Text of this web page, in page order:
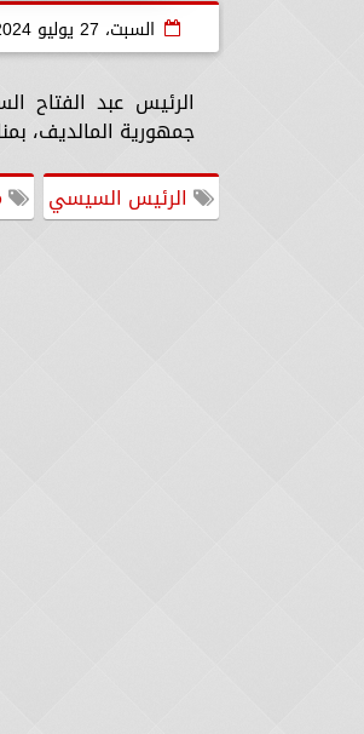
السبت، 27 يوليو 2024
الرئيس عبد الفتاح
جمهورية المالديف،
الرئيس السيسي